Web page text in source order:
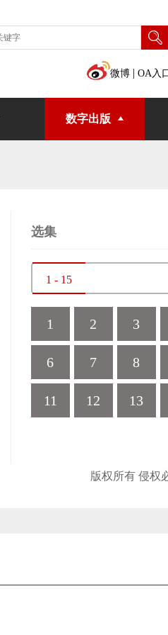
微博 | OA入
数字出版
选集
1 - 15
1 2 3
6 7 8
11 12 13
版权所有 侵权